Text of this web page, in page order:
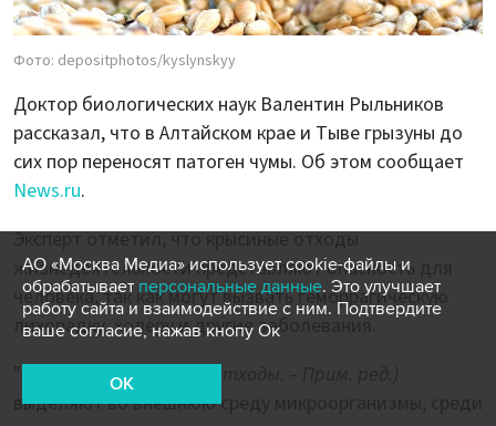
Фото: depositphotos/kyslynskyy
Доктор биологических наук Валентин Рыльников
рассказал, что в Алтайском крае и Тыве грызуны до
сих пор переносят патоген чумы. Об этом сообщает
News.ru.
Эксперт отметил, что крысиные отходы
жизнедеятельности представляют опасность для
человека, так как могут вызвать геморрагическую
лихорадку, холеру и другие заболевания.
"Конечно опасны, они
выделяют во внешнюю среду микроорганизмы, среди
АО «Москва Медиа» использует cookie-файлы и
обрабатывает персональные данные. Это улучшает
работу сайта и взаимодействие с ним. Подтвердите
ваше согласие, нажав кнопу Ок
OK